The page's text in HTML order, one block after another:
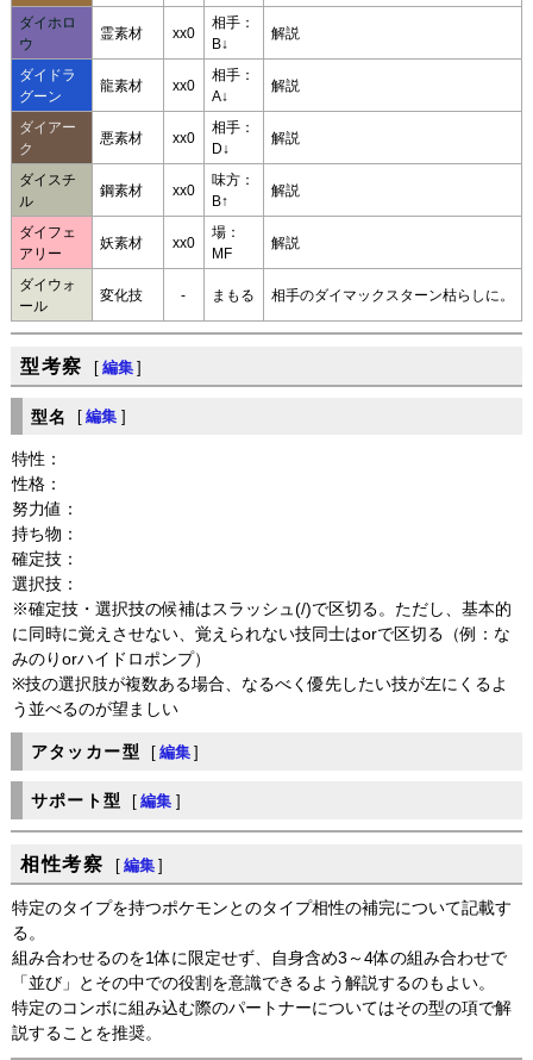
ダイホロ
ウ
霊素材 xx0
相手：
B↓
解説
ダイドラ
グーン
龍素材 xx0
相手：
A↓
解説
ダイアー
ク
悪素材 xx0
相手：
D↓
解説
ダイスチ
ル
鋼素材 xx0
味方：
B↑
解説
ダイフェ
アリー
妖素材 xx0
場：
MF
解説
ダイウォ
ール
変化技 - まもる 相手のダイマックスターン枯らしに。
型考察 [ 編集 ]
型名 [ 編集 ]
特性：
性格：
努力値：
持ち物：
確定技：
選択技：
※確定技・選択技の候補はスラッシュ(/)で区切る。ただし、基本的
に同時に覚えさせない、覚えられない技同士はorで区切る（例：な
みのりorハイドロポンプ）
※技の選択肢が複数ある場合、なるべく優先したい技が左にくるよ
う並べるのが望ましい
アタッカー型 [ 編集 ]
サポート型 [ 編集 ]
相性考察 [ 編集 ]
特定のタイプを持つポケモンとのタイプ相性の補完について記載す
る。
組み合わせるのを1体に限定せず、自身含め3～4体の組み合わせで
「並び」とその中での役割を意識できるよう解説するのもよい。
特定のコンボに組み込む際のパートナーについてはその型の項で解
説することを推奨。